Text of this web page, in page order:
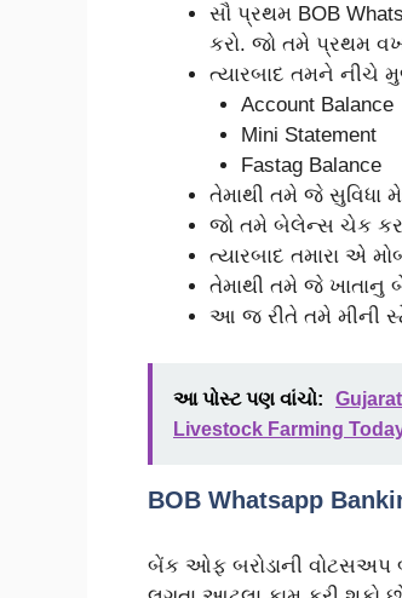
સૌ પ્રથમ BOB
કરો. જો તમે પ્રથમ
ત્યારબાદ તમને નીચે
Account Balance
Mini Statement
Fastag Balance
તેમાથી તમે જે સુવિધા
જો તમે બેલેન્સ ચેક
ત્યારબાદ તમારા એ
તેમાથી તમે જે ખાતાનુ
આ જ રીતે તમે મીની
આ પોસ્ટ પણ વાંચો:
Livestock Farming
BOB Whatsapp
બેંક ઓફ બરોડાની વોટસઅપ